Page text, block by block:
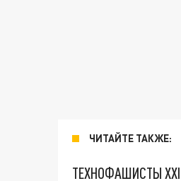
ЧИТАЙТЕ ТАКЖЕ:
ТЕХНОФАШИСТЫ